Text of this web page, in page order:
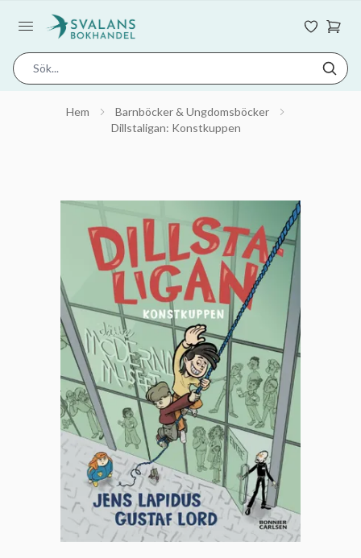
Hem
Barnböcker & Ungdomsböcker
Dillstaligan: Konstkuppen